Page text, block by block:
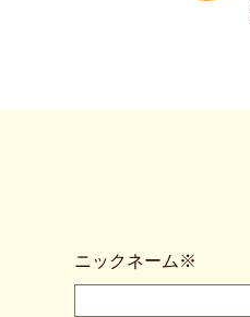
ニックネーム※